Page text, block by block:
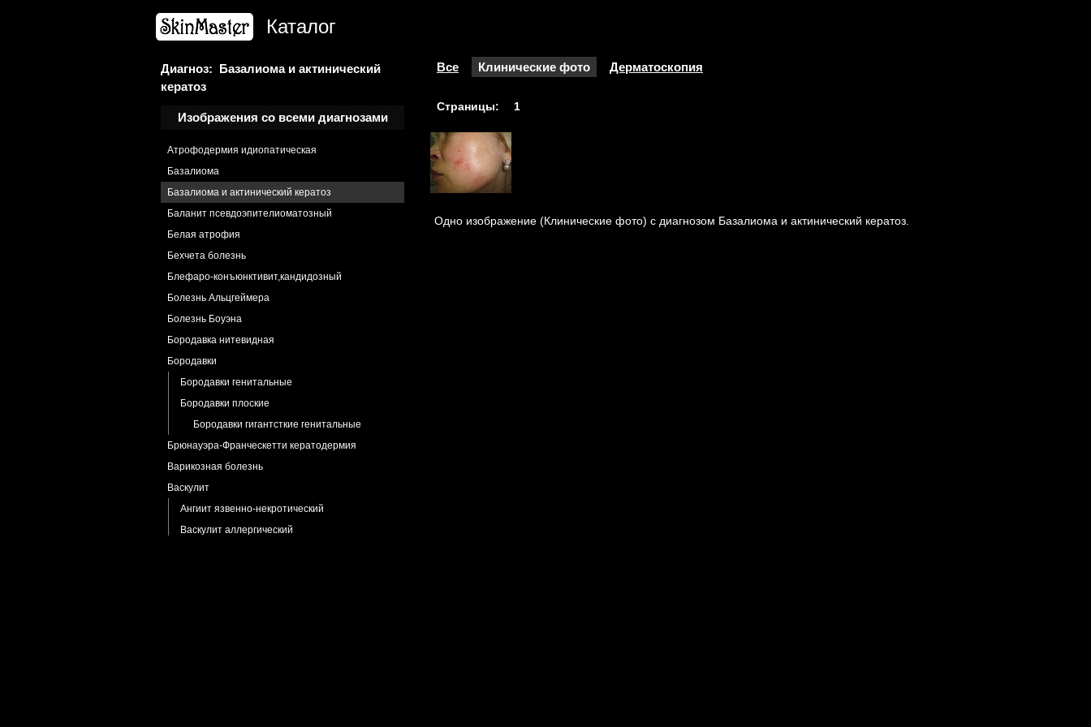
Каталог
Диагноз: Базалиома и актинический
кератоз
Изображения со всеми диагнозами
Ангиофиброма
Анонихия
Атрофия кожи
Пойкилодермия стероидная
Атрофия стероидная
Атрофодермия идиопатическая
Базалиома
Базалиома и актинический кератоз
Баланит псевдоэпителиоматозный
Белая атрофия
Бехчета болезнь
Блефаро-конъюнктивит,кандидозный
Болезнь Альцгеймера
Болезнь Боуэна
Бородавка нитевидная
Бородавки
Бородавки генитальные
Бородавки плоские
Бородавки гигантсткие генитальные
Брюнауэра-Франческетти кератодермия
Варикозная болезнь
Васкулит
Ангиит язвенно-некротический
Васкулит аллергический
Все Клинические фото Дерматоскопия
Страницы: 1
Одно изображение (Клинические фото) с диагнозом Базалиома и актинический кератоз.